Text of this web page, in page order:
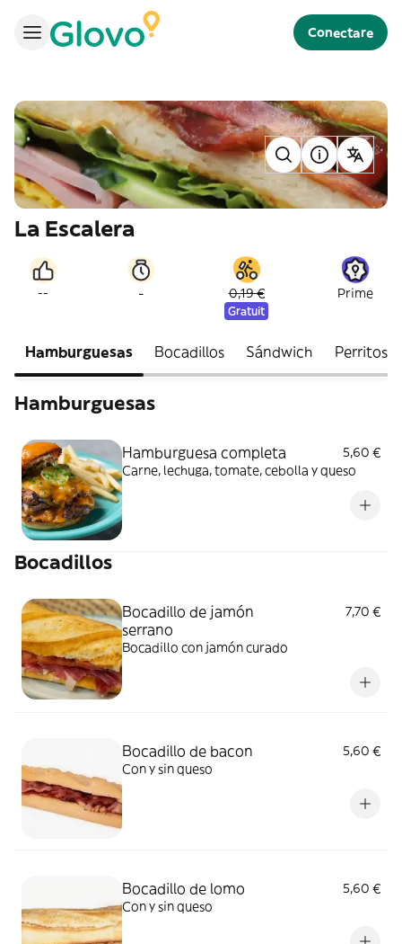
Conectare
La Escalera
-- - 0,19 €
Gratuit
Prime
Hamburguesas Bocadillos Sándwich Perritos
Hamburguesas
Hamburguesa completa
5,60 €
Carne, lechuga, tomate, cebolla y queso
Bocadillos
Bocadillo de jamón
serrano
7,70 €
Bocadillo con jamón curado
Bocadillo de bacon
5,60 €
Con y sin queso
Bocadillo de lomo
5,60 €
Con y sin queso